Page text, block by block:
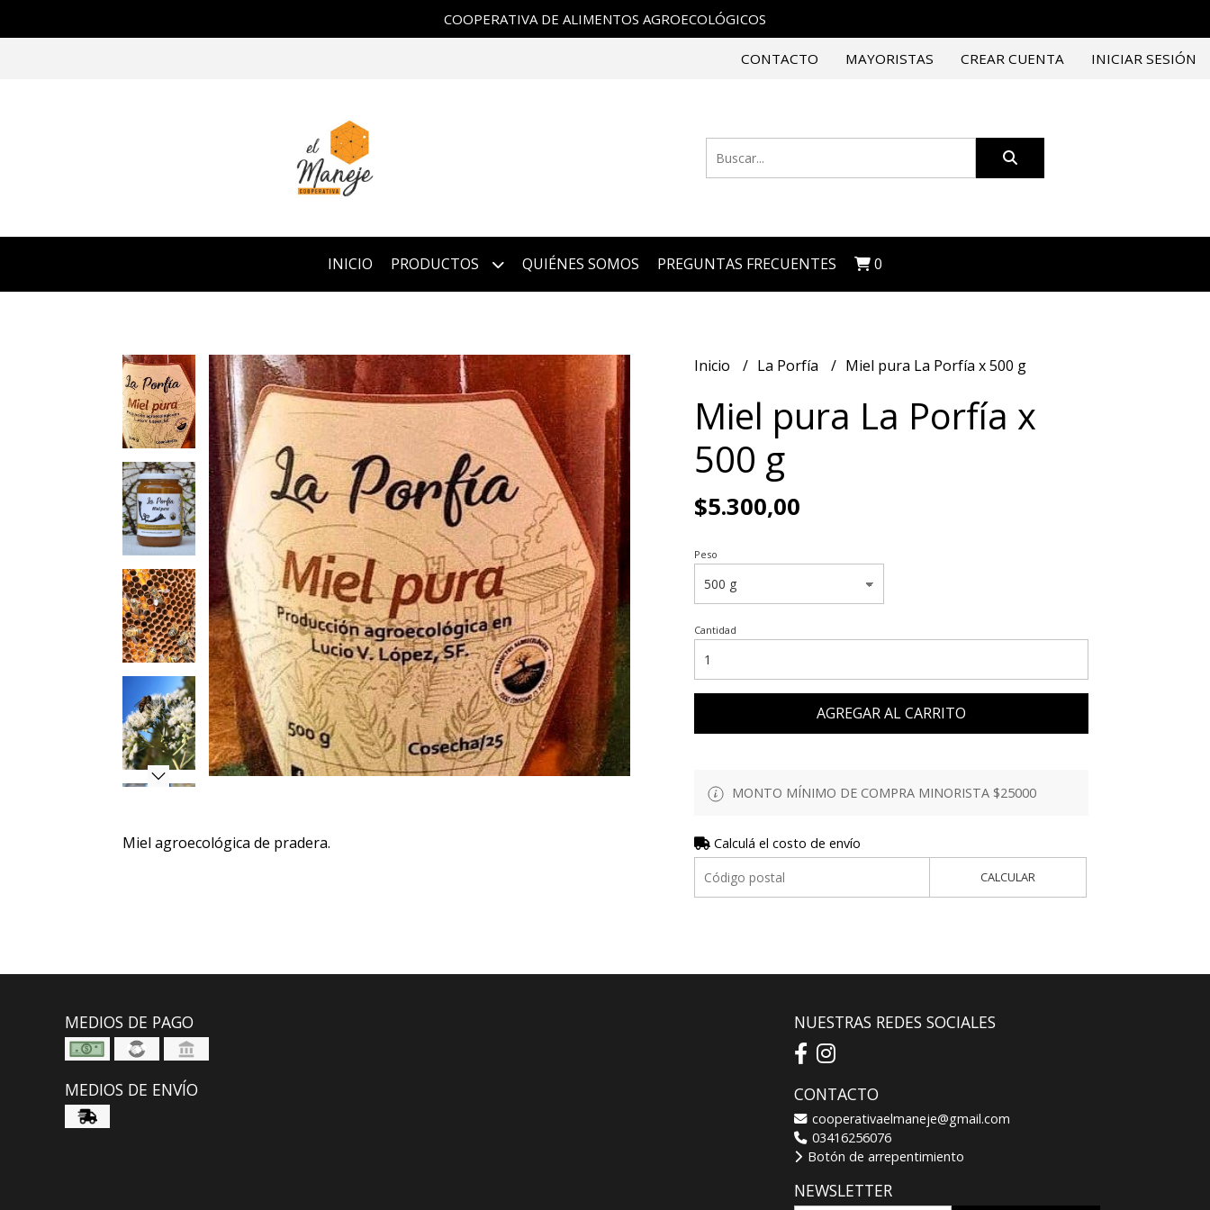
COOPERATIVA DE ALIMENTOS AGROECOLÓGICOS
CONTACTO MAYORISTAS CREAR CUENTA INICIAR SESIÓN
INICIO PRODUCTOS QUIÉNES SOMOS PREGUNTAS FRECUENTES 0
Miel agroecológica de pradera.
Inicio La Porfía Miel pura La Porfía x 500 g
Miel pura La Porfía x
500 g
$5.300,00
Peso
Cantidad
AGREGAR AL CARRITO
MONTO MÍNIMO DE COMPRA MINORISTA $25000
Calculá el costo de envío
CALCULAR
MEDIOS DE PAGO
MEDIOS DE ENVÍO
NUESTRAS REDES SOCIALES
CONTACTO
cooperativaelmaneje@gmail.com
03416256076
Botón de arrepentimiento
NEWSLETTER